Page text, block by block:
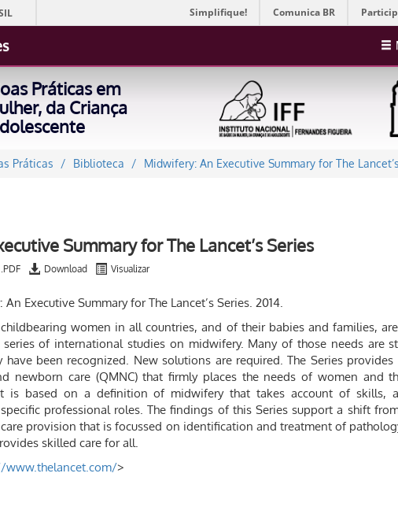
Simplifique! Comunica BR
Práticas em
da Criança
Práticas Biblioteca Midwifery: An Executive Summary for The
Summary for The Lancet’s Series
Download Visualizar
An Executive Summary for The Lancet’s Series. 2014.
women in all countries, and of their babies and families,
of international studies on midwifery. Many of those needs are
have been recognized. New solutions are required. The Series
newborn care (QMNC) that firmly places the needs of women and
is based on a definition of midwifery that takes account of skills,
professional roles. The findings of this Series support a shift
provision that is focussed on identification and treatment of
skilled care for all.
www.thelancet.com/>